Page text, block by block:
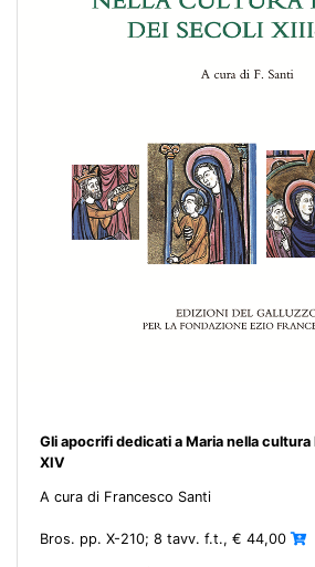
Gli apocrifi dedicati a Maria nella
XIV
A cura di Francesco Santi
Bros. pp. X-210; 8 tavv. f.t., € 44,00